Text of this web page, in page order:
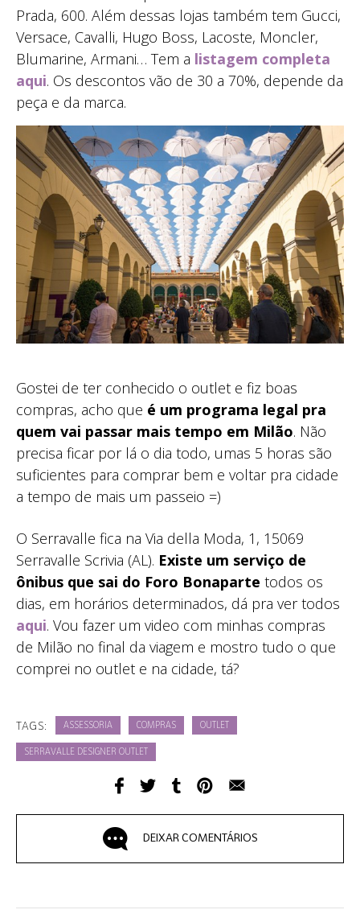
Prada, 600. Além dessas lojas também tem Gucci,
Versace, Cavalli, Hugo Boss, Lacoste, Moncler,
Blumarine, Armani… Tem a listagem completa
aqui. Os descontos vão de 30 a 70%, depende da
peça e da marca.
Gostei de ter conhecido o outlet e fiz boas
compras, acho que é um programa legal pra
quem vai passar mais tempo em Milão. Não
precisa ficar por lá o dia todo, umas 5 horas são
suficientes para comprar bem e voltar pra cidade
a tempo de mais um passeio =)
O Serravalle fica na Via della Moda, 1, 15069
Serravalle Scrivia (AL). Existe um serviço de
ônibus que sai do Foro Bonaparte todos os
dias, em horários determinados, dá pra ver todos
aqui. Vou fazer um video com minhas compras
de Milão no final da viagem e mostro tudo o que
comprei no outlet e na cidade, tá?
TAGS: ASSESSORIA COMPRAS OUTLET
SERRAVALLE DESIGNER OUTLET
DEIXAR COMENTÁRIOS